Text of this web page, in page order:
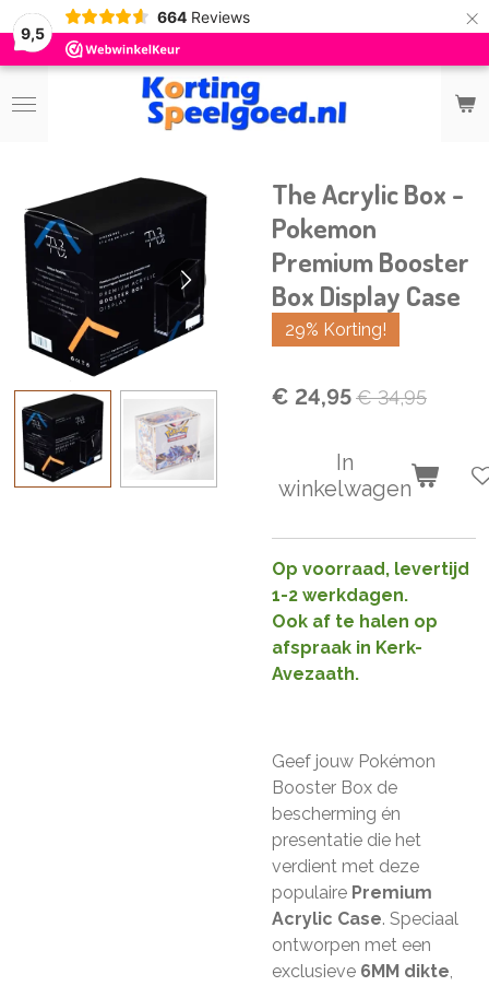
9,5
664 Reviews ×
The Acrylic Box -
Pokemon
Premium Booster
Box Display Case
29% Korting!
€ 24,95€ 34,95
In
winkelwagen
Op voorraad, levertijd
1-2 werkdagen.
Ook af te halen op
afspraak in Kerk-
Avezaath.
Geef jouw Pokémon
Booster Box de
bescherming én
presentatie die het
verdient met deze
populaire Premium
Acrylic Case. Speciaal
ontworpen met een
exclusieve 6MM dikte,